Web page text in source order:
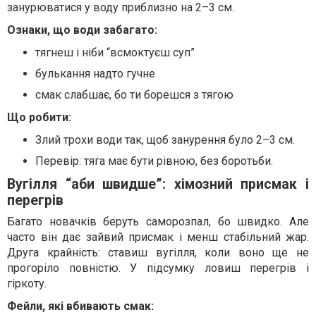
занурюватися у воду приблизно на 2–3 см.
Ознаки, що води забагато:
тягнеш і ніби “всмоктуєш суп”
булькання надто гучне
смак слабшає, бо ти борешся з тягою
Що робити:
Злий трохи води так, щоб занурення було 2–3 см.
Перевір: тяга має бути рівною, без боротьби.
Вугілля “аби швидше”: хімозний присмак і
перегрів
Багато новачків беруть саморозпал, бо швидко. Але
часто він дає зайвий присмак і менш стабільний жар.
Друга крайність: ставиш вугілля, коли воно ще не
прогоріло повністю. У підсумку ловиш перегрів і
гіркоту.
Фейли, які вбивають смак: